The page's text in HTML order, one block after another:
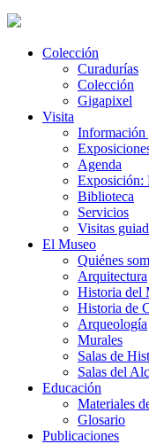
Colección
Curadurías
Colección
Gigapixel
Visita
Información
Agenda
Exposición:
Biblioteca
Servicios
Visitas
El Museo
Quiénes
Arquitectura
Historia del
Historia de
Arqueología
Murales
Salas de
Salas del
Educación
Materiales
Glosario
Publicaciones